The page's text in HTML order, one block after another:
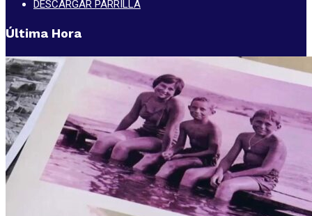
DESCARGAR PARRILLA
Última Hora